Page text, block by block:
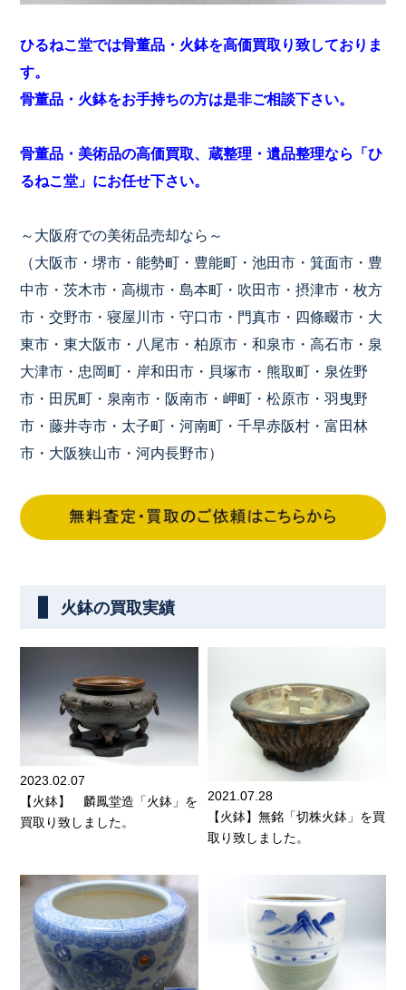
ひるねこ堂では骨董品・火鉢を高価買取り致しておりま
す。
骨董品・火鉢をお手持ちの方は是非ご相談下さい。
骨董品・美術品の高価買取、蔵整理・遺品整理なら「ひ
るねこ堂」にお任せ下さい。
～大阪府での美術品売却なら～
（大阪市・堺市・能勢町・豊能町・池田市・箕面市・豊
中市・茨木市・高槻市・島本町・吹田市・摂津市・枚方
市・交野市・寝屋川市・守口市・門真市・四條畷市・大
東市・東大阪市・八尾市・柏原市・和泉市・高石市・泉
大津市・忠岡町・岸和田市・貝塚市・熊取町・泉佐野
市・田尻町・泉南市・阪南市・岬町・松原市・羽曳野
市・藤井寺市・太子町・河南町・千早赤阪村・富田林
市・大阪狭山市・河内長野市）
火鉢の買取実績
2023.02.07
【火鉢】 麟鳳堂造「火鉢」を
買取り致しました。
2021.07.28
【火鉢】無銘「切株火鉢」を買
取り致しました。